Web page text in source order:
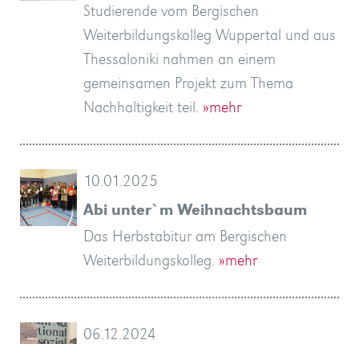
Studierende vom Bergischen
Weiterbildungskolleg Wuppertal und aus
Thessaloniki nahmen an einem
gemeinsamen Projekt zum Thema
Nachhaltigkeit teil. »mehr
10.01.2025
Abi unter`m Weihnachtsbaum
Das Herbstabitur am Bergischen
Weiterbildungskolleg. »mehr
06.12.2024